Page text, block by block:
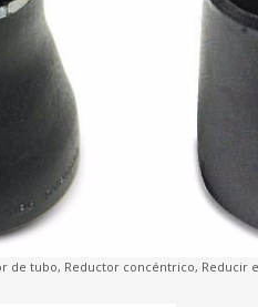
de tubo, Reductor concéntrico, Reducir